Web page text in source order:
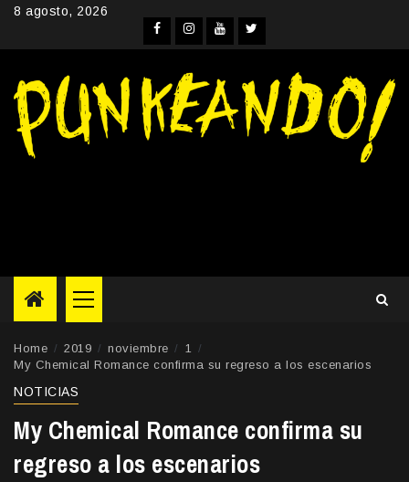
Skip8 agosto, 2026
Facebook
Instagram
YouTube
Twitter
Primary
Menu
Home 2019 noviembre
1
My Chemical Romance confirma su regreso a los escenarios
NOTICIAS
My Chemical Romance confirma su
regreso a los escenarios